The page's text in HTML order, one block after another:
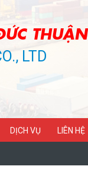
THUẬN
LTD
DỊCH VỤ LIÊN HỆ